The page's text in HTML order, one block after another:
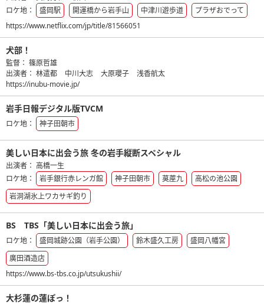
ロケ地：
盛岡駅 開運橋から岩手山 中津川遊歩道
プラザおでって
https://www.netflix.com/jp/title/81566051
犬部！
監督： 篠原哲雄
出演者： 林遣都 中川大志 大原瓔子
浅香航太
https://inubu-movie.jp/
岩手日報デジタル版TVCM
ロケ地： 神子田朝市
美しい日本に出会う旅 冬の岩手縦断スペシャル
出演者： 高橋一生
ロケ地：
岩手銀行赤レンガ館 神子田朝市 茣蓙九
高松の池公園
岩洞湖氷上ワカサギ釣り
BS TBS「美しい日本に出会う旅」
ロケ地： 盛岡城跡公園（岩手公園） 鈴木盛久工房
盛岡八幡宮
廣田酒造店
https://www.bs-tbs.co.jp/utsukushii/
大杉蓮の蓮ぽっ！